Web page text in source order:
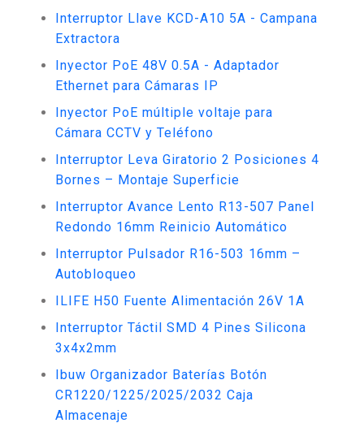
Interruptor Llave KCD-A10 5A - Campana
Extractora
Inyector PoE 48V 0.5A - Adaptador
Ethernet para Cámaras IP
Inyector PoE múltiple voltaje para
Cámara CCTV y Teléfono
Interruptor Leva Giratorio 2 Posiciones 4
Bornes – Montaje Superficie
Interruptor Avance Lento R13-507 Panel
Redondo 16mm Reinicio Automático
Interruptor Pulsador R16-503 16mm –
Autobloqueo
ILIFE H50 Fuente Alimentación 26V 1A
Interruptor Táctil SMD 4 Pines Silicona
3x4x2mm
Ibuw Organizador Baterías Botón
CR1220/1225/2025/2032 Caja
Almacenaje